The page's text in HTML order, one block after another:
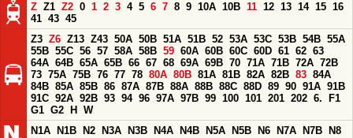
Z Z1 Z2 0 1 2 3 4 5 6 7 8 9 10A 10B 11 12 13 14 15 16
41 43 45
Z3 Z6 Z13 Z43 50A 50B 51A 51B 52 53A 53C 53B 54B 55A
55B 55C 56 57 58A 58B 59 60A 60B 60C 60D 61 62 63
64A 64B 65A 65B 66 67 68 69A 69B 70 71A 71B 72A 72B
73 75A 75B 76 77 78 80A 80B 81A 81B 82A 82B 83 84A
84B 85A 85B 86 87A 87B 88A 88B 88C 88D 89 90 91A 91B
91C 92A 92B 93 94 96 97A 97B 99 100 101 201 202 6.
F1
G1 G2 H
W
N1A
N1B N2 N3A N3B N4A N4B N5A N5B N6 N7A N7B
N8